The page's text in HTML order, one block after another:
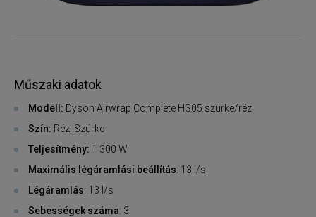
Műszaki adatok
Modell: Dyson Airwrap Complete HS05 szürke/réz
Szín: Réz, Szürke
Teljesítmény: 1 300 W
Maximális légáramlási beállítás: 13 l/s
Légáramlás: 13 l/s
Sebességek száma: 3